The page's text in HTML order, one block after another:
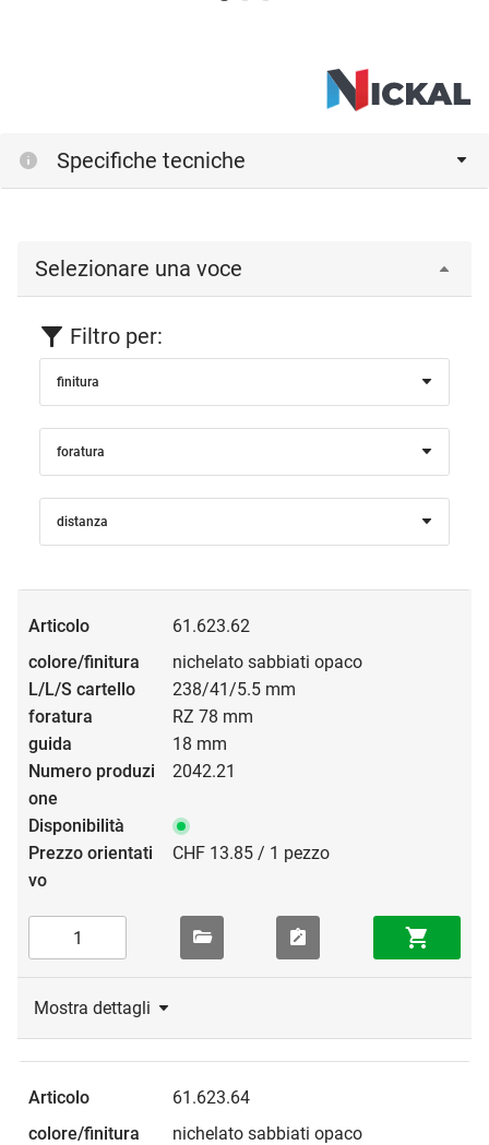
Specifiche tecniche
Selezionare una voce
Filtro per:
finitura
foratura
distanza
61.623.62
nichelato sabbiati opaco
238/41/5.5 mm
RZ 78 mm
18 mm
2042.21
CHF 13.85 / 1 pezzo
Mostra dettagli
61.623.64
nichelato sabbiati opaco